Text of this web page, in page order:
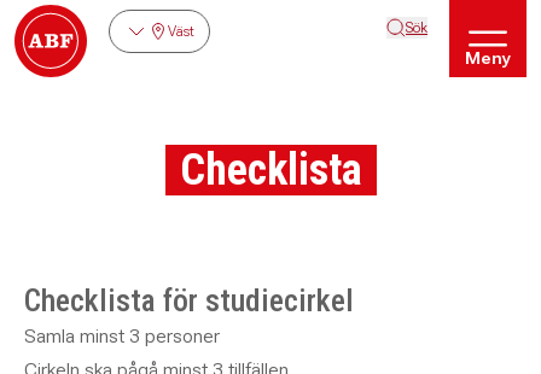
Väst Sök
Meny
Checklista
Checklista för studiecirkel
Samla minst 3 personer